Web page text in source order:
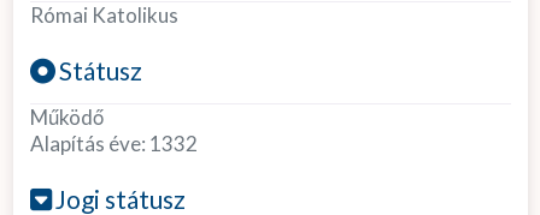
Római Katolikus
Státusz
Működő
Alapítás éve: 1332
Jogi státusz